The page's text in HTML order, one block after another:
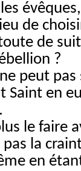
de
de
?
peut
Saint en
le faire
la
en